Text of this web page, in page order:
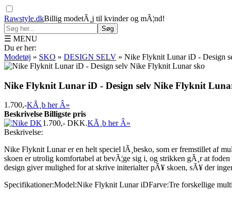
Rawstyle.dkBillig modetÃ¸j til kvinder og mÃ¦nd!
Søg
☰ MENU
Du er her:
Modetøj » SKO » DESIGN SELV » Nike Flyknit Lunar iD - Design
Nike Flyknit Lunar iD - Design selv Nike Flyknit
1.700,-KÃ¸b her Â»
BeskrivelseBilligste pris
1.700,- DKK.KÃ¸b her Â»
Beskrivelse:
Nike Flyknit Lunar er en helt speciel lÃ¸besko, som er fremstillet af
skoen er utrolig komfortabel at bevÃ¦ge sig i, og strikken gÃ¸r at
design giver mulighed for at skrive initerialter pÃ¥ skoen, sÃ¥ der
Specifikationer:Model:Nike Flyknit Lunar iDFarve:Tre forskellige